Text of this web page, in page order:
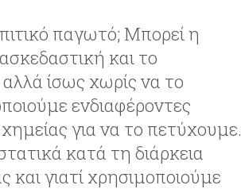
παγωτό; Μπορεί η
και το
ίσως χωρίς να το
ενδιαφέροντες
για να το πετύχουμε.
κατά τη διάρκεια
και γιατί χρησιμοποιούμε